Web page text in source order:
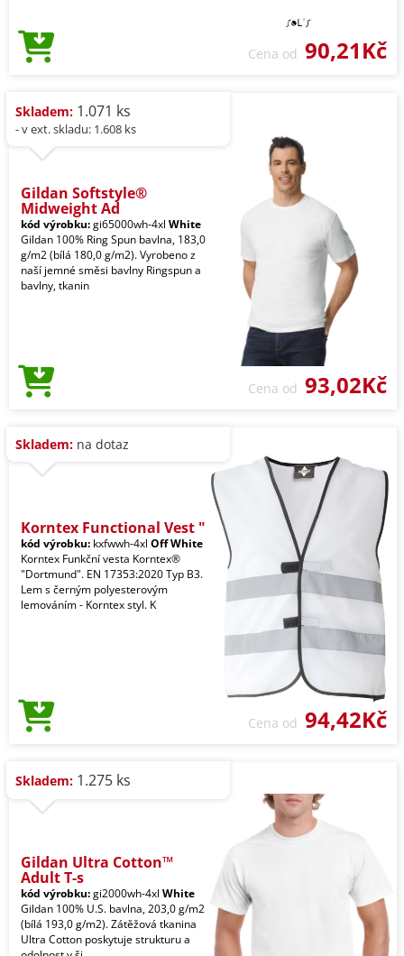
Cena od 90,21Kč
Skladem: 1.071 ks
- v ext. skladu: 1.608 ks
Gildan Softstyle®
Midweight Ad
kód výrobku:gi65000wh-4xl White
Gildan 100% Ring Spun bavlna, 183,0
g/m2 (bílá 180,0 g/m2). Vyrobeno z
naší jemné směsi bavlny Ringspun a
bavlny, tkanin
Cena od 93,02Kč
Skladem: na dotaz
Korntex Functional Vest "
kód výrobku: kxfwwh-4xl Off White
Korntex Funkční vesta Korntex®
"Dortmund". EN 17353:2020 Typ B3.
Lem s černým polyesterovým
lemováním - Korntex styl. K
Cena od 94,42Kč
Skladem: 1.275 ks
Gildan Ultra Cotton™
Adult T-s
kód výrobku:gi2000wh-4xl White
Gildan 100% U.S. bavlna, 203,0 g/m2
(bílá 193,0 g/m2). Zátěžová tkanina
Ultra Cotton poskytuje strukturu a